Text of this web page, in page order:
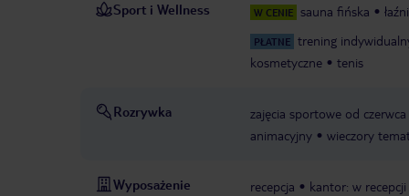
Sport i Wellness W CENIE sauna fińska
PŁATNE trening
kosmetyczne
tenis
Rozrywka zajęcia sportowe od
animacyjny
wieczory
Wyposażenie recepcja kantor: w recepcji